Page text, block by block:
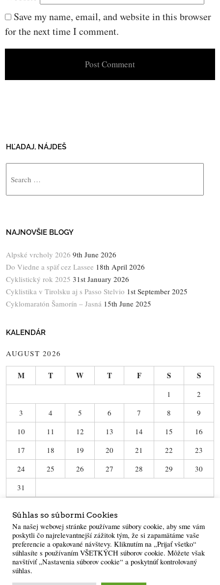
Save my name, email, and website in this browser
for the next time I comment.
HĽADAJ, NÁJDEŠ
NAJNOVŠIE BLOGY
Alpské vrcholy 2026 9th June 2026
Do Viedne a späť cez Lassee 18th April 2026
Cyklistický rok 2025 31st January 2026
Cyklistika v Tirolsku aj s Passo Stelvio 1st September 2025
Cyklomaratón Šamorín – Jasná 15th June 2025
KALENDÁR
AUGUST 2026
M T W T F S S
1
2
3
4 5 6 7 8
9
10
11 12 13 14 15
16
17
18 19 20 21 22
23
24
25 26 27 28 29
30
31
Súhlas so súbormi Cookies
Na našej webovej stránke používame súbory cookie, aby sme vám
poskytli čo najrelevantnejší zážitok tým, že si zapamätáme vaše
preferencie a opakované návštevy. Kliknutím na „Prijať všetko“
súhlasíte s používaním VŠETKÝCH súborov cookie. Môžete však
navštíviť „Nastavenia súborov cookie“ a poskytnúť kontrolovaný
súhlas.